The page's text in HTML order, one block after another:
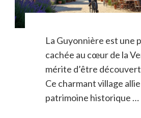
La Guyonnière est une
cachée au cœur de la
mérite d’être
Ce charmant village
patrimoine historique …